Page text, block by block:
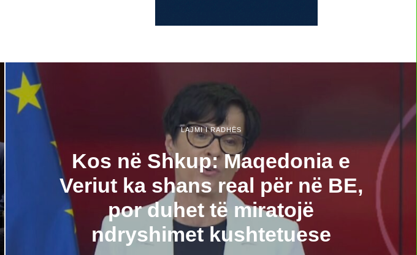
LAJMI I RADHËS
Kos në Shkup: Maqedonia e
Veriut ka shans real për në BE,
por duhet të miratojë
ndryshimet kushtetuese